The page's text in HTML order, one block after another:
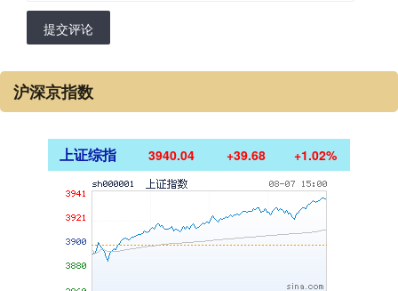
提交评论
沪深京指数
上证综指 3940.04 +39.68 +1.02%